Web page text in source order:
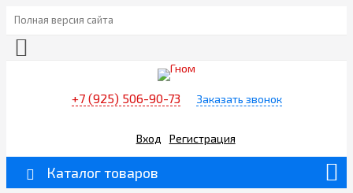
Полная версия сайта
+7 (925) 506-90-73 Заказать звонок
Вход Регистрация
Каталог товаров